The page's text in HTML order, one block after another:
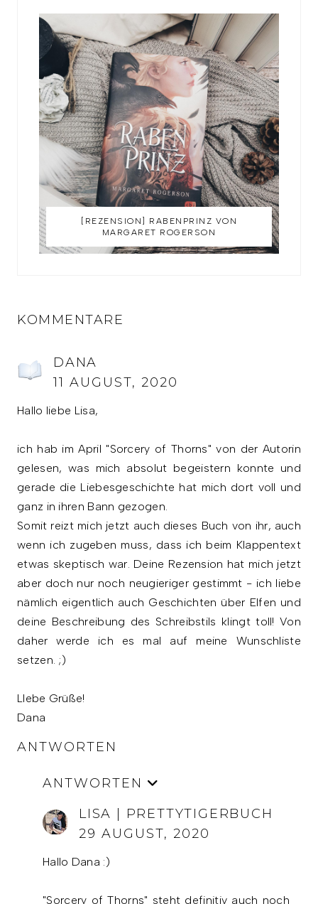
[REZENSION] RABENPRINZ VON
MARGARET ROGERSON
KOMMENTARE
DANA
11 AUGUST, 2020
Hallo liebe Lisa,
ich hab im April "Sorcery of Thorns" von der Autorin
gelesen, was mich absolut begeistern konnte und
gerade die Liebesgeschichte hat mich dort voll und
ganz in ihren Bann gezogen.
Somit reizt mich jetzt auch dieses Buch von ihr, auch
wenn ich zugeben muss, dass ich beim Klappentext
etwas skeptisch war. Deine Rezension hat mich jetzt
aber doch nur noch neugieriger gestimmt - ich liebe
nämlich eigentlich auch Geschichten über Elfen und
deine Beschreibung des Schreibstils klingt toll! Von
daher werde ich es mal auf meine Wunschliste
setzen. ;)
LIebe Grüße!
Dana
ANTWORTEN
ANTWORTEN
LISA | PRETTYTIGERBUCH
29 AUGUST, 2020
Hallo Dana :)
"Sorcery of Thorns" steht definitiv auch noch